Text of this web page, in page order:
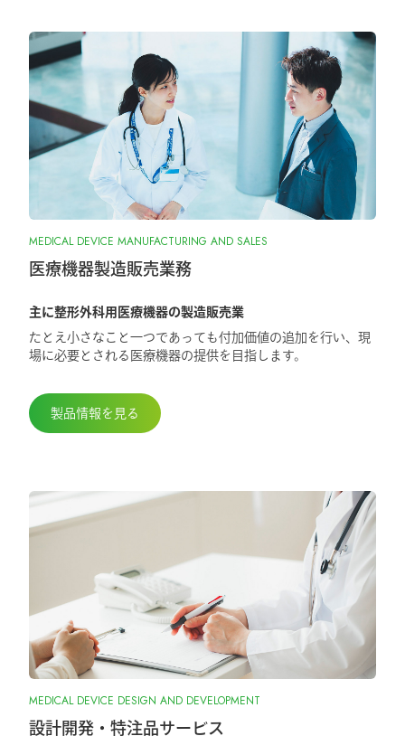
2026.1.7
大阪物流センター開設(移転)のお知らせ
2026.1.7
『SurgiGear1.0システム』の販売終了のお
知らせ
2025.10.28
『ORIONフィンガージョイント』承認取
得しました
2025.5.29
第98回日本整形外科学会学術総会に出展
しました
MEDICAL DEVICE MANUFACTURING AND SALES
医療機器製造販売業務
主に整形外科用医療機器の製造販売業
たとえ小さなこと一つであっても付加価値の追加を行い、現
場に必要とされる医療機器の提供を目指します。
製品情報を見る
MEDICAL DEVICE DESIGN AND DEVELOPMENT
設計開発・特注品サービス